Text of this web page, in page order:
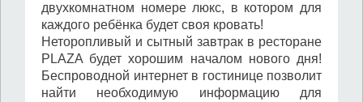
двухкомнатном номере люкс, в котором для
каждого ребёнка будет своя кровать!
Неторопливый и сытный завтрак в ресторане
PLAZA будет хорошим началом нового дня!
Беспроводной интернет в гостинице позволит
найти необходимую информацию для